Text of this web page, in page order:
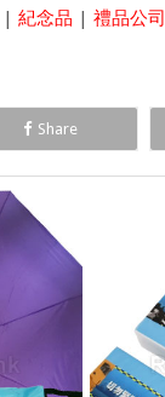
| 紀念品 | 禮品公司
Share